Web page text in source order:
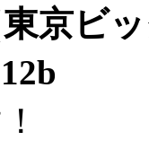
京ビ